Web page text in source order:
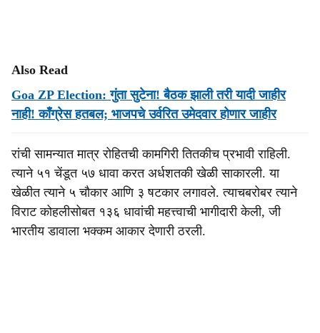
Also Read
Goa ZP Election: गुंता सुटेना! बैठक झाली तरी यादी जाहीर
नाही! काँग्रेस हतबल; भाजपचे उर्वरित उमेदवार होणार जाहीर
रांची सामन्यात मात्र रोहितची कामगिरी तितकीच प्रभावी राहिली.
त्याने ५१ चेंडूत ५७ धावा करत अर्धशतकी खेळी साकारली. या
खेळीत त्याने ५ चौकार आणि ३ षटकार लगावले. त्याचबरोबर त्याने
विराट कोहलीसोबत १३६ धावांची महत्त्वाची भागीदारी केली, जी
भारतीय डावाला भक्कम आकार देणारी ठरली.